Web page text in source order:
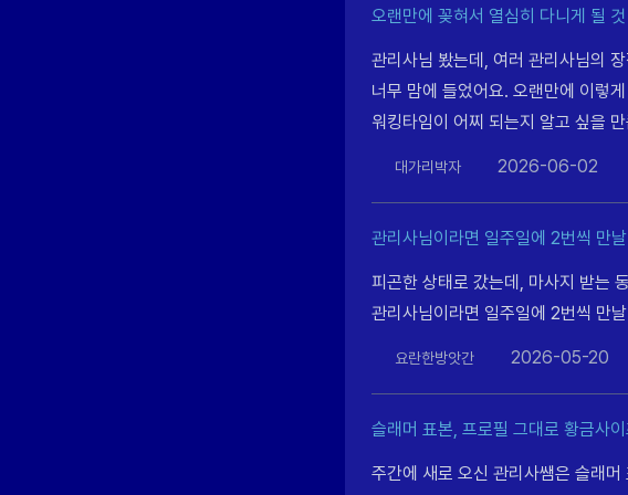
오랜만에 꽂혀서 열심히 다니게 될
관리사님 봤는데, 여러 관리사님의
너무 맘에 들었어요. 오랜만에 이렇
워킹타임이 어찌 되는지 알고 싶을
대가리박자 2026-06-02
관리사님이라면 일주일에 2번씩 만
피곤한 상태로 갔는데, 마사지 받는
관리사님이라면 일주일에 2번씩 만
요란한방앗간 2026-05-20
슬래머 표본, 프로필 그대로 황금사
주간에 새로 오신 관리사쌤은 슬래